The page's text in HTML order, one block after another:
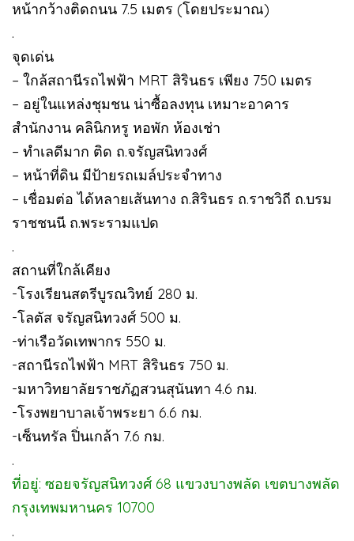
หน้ากว้างติดถนน 7.5 เมตร (โดยประมาณ)
.
จุดเด่น
– ใกล้สถานีรถไฟฟ้า MRT สิรินธร เพียง 750 เมตร
– อยู่ในแหล่งชุมชน น่าซื้อลงทุน เหมาะอาคาร
สำนักงาน คลินิกหรู หอพัก ห้องเช่า
– ทำเลดีมาก ติด ถ.จรัญสนิทวงศ์
– หน้าที่ดิน มีป้ายรถเมล์ประจำทาง
– เชื่อมต่อ ได้หลายเส้นทาง ถ.สิรินธร ถ.ราชวิถี ถ.บรม
ราชชนนี ถ.พระรามแปด
.
สถานที่ใกล้เคียง
-โรงเรียนสตรีบูรณวิทย์ 280 ม.
-โลตัส จรัญสนิทวงศ์ 500 ม.
-ท่าเรือวัดเทพากร 550 ม.
-สถานีรถไฟฟ้า MRT สิรินธร 750 ม.
-มหาวิทยาลัยราชภัฏสวนสุนันทา 4.6 กม.
-โรงพยาบาลเจ้าพระยา 6.6 กม.
-เซ็นทรัล ปิ่นเกล้า 7.6 กม.
.
ที่อยู่: ซอยจรัญสนิทวงศ์ 68 แขวงบางพลัด เขตบางพลัด
กรุงเทพมหานคร 10700
.